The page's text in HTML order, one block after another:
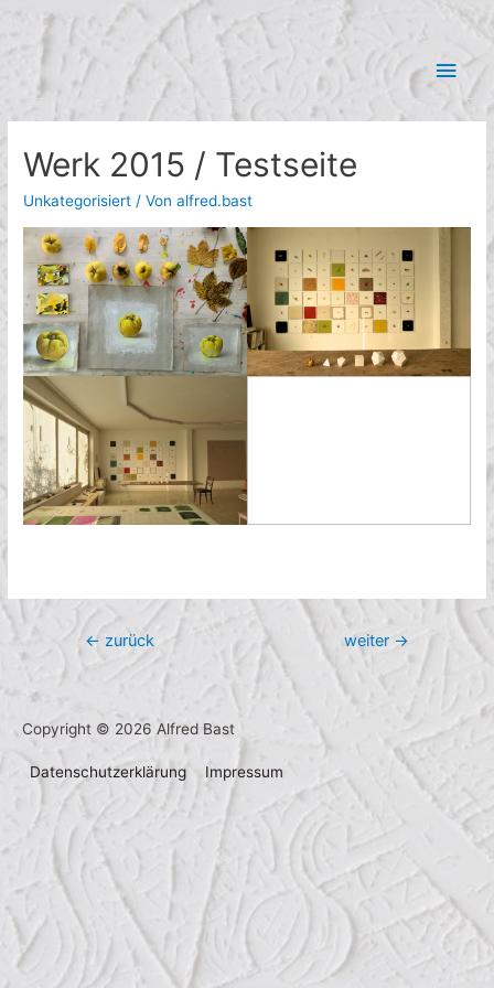
Zum
Inhalt
Werk 2015 / Testseite
Unkategorisiert / Vonalfred.bast
Beitragsnavigation
← zurück weiter →
Copyright © 2026 Alfred Bast
Datenschutzerklärung Impressum